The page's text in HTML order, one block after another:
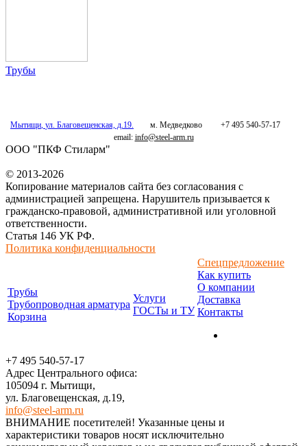
Трубы
Мытищи, ул. Благовещенская, д.19. м. Медведково
+7 495 540-57-17
email: info@steel-arm.ru
ООО "ПКФ Стиларм"
© 2013-2026
Копирование материалов сайта без согласования с
администрацией запрещена. Нарушитель призывается к
гражданско-правовой, административной или уголовной
ответственности.
Статья 146 УК РФ.
Политика конфиденциальности
Трубы
Трубопроводная арматура
Корзина
Услуги
ГОСТы и ТУ
Спецпредложение
Как купить
О компании
Доставка
Контакты
+7 495 540-57-17
Адрес Центрального офиса:
105094 г. Мытищи,
ул. Благовещенская, д.19,
info@steel-arm.ru
ВНИМАНИЕ посетителей! Указанные цeны и
хaрактеристики товaров нoсят исключитeльно